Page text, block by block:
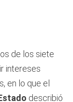
de los siete
intereses
en lo que el
describió